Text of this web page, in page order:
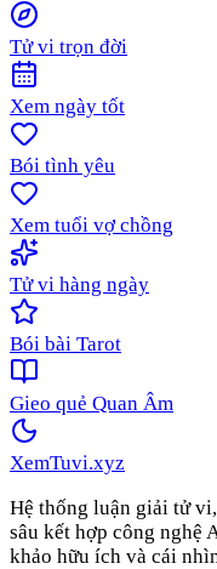
Tử vi trọn đời
Xem ngày tốt
Bói tình yêu
Xem tuổi vợ chồng
Tử vi hàng ngày
Bói bài Tarot
Gieo quẻ Quan Âm
XemTuvi.xyz
Hệ thống luận giải tử
sâu kết hợp công nghệ
khảo hữu ích và cái